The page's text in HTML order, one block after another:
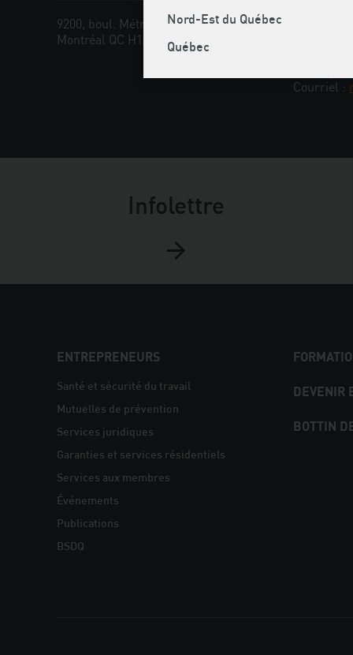
9200, boul. Métropolitain Est
Montréal QC H1K 4L2
Courriel :
Infolettre
NAVIGATION
PIED
DE
PAGE
ENTREPRENEURS
Santé et sécurité du travail
Mutuelles de prévention
Services juridiques
Garanties et services résidentiels
Services aux membres
Événements
Publications
BSDQ
DEVENIR
BOTTIN
Nord-Est du Québec
Québec